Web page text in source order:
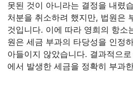
못된 것이 아니라는 결정을 내렸
처분을 취소하려 했지만, 법원은
것입니다. 이에 따라 영희의 항소
원은 세금 부과의 타당성을 인정
아들이지 않았습니다. 결과적으
에서 발생한 세금을 정확히 부과